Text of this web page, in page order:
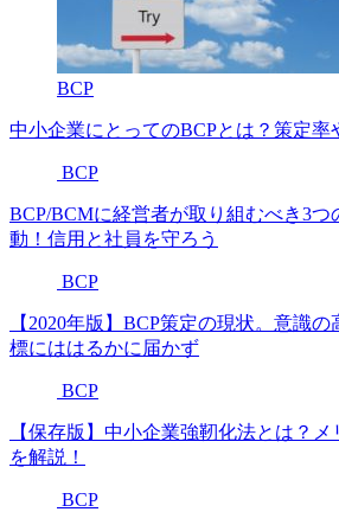
BCP
中小企業にとってのBCPとは？策定率
BCP
BCP/BCMに経営者が取り組むべき3つ
動！信用と社員を守ろう
BCP
【2020年版】BCP策定の現状。意識
標にははるかに届かず
BCP
【保存版】中小企業強靭化法とは？
を解説！
BCP